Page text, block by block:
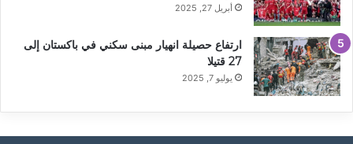
أبريل 27, 2025
ارتفاع حصيلة انهيار مبنى سكني في باكستان إلى
27 قتيلا
يوليو 7, 2025